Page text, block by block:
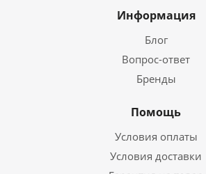
Информация
Блог
Вопрос-ответ
Бренды
Помощь
Условия оплаты
Условия доставки